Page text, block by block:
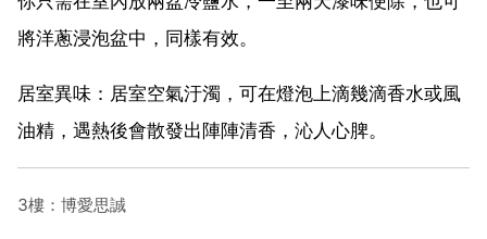
將洋蔥浸泡盆中，同樣有效。
居室異味：居室空氣汙濁，可在燈泡上滴幾滴香水或風
油精，遇熱後會散發出陣陣清香，沁人心脾。
3樓：博愛思誠